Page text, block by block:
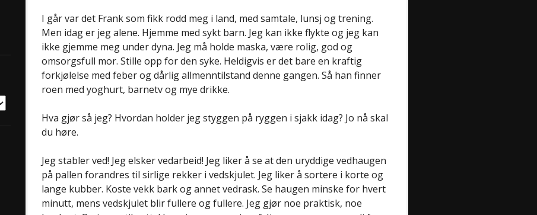
I går var det Frank som fikk rodd meg i land, med samtale, lunsj og trening.
Men idag er jeg alene. Hjemme med sykt barn. Jeg kan ikke flykte og jeg kan
ikke gjemme meg under dyna. Jeg må holde maska, være rolig, god og
omsorgsfull mor. Stille opp for den syke. Heldigvis er det bare en kraftig
forkjølelse med feber og dårlig allmenntilstand denne gangen. Så han finner
roen med yoghurt, barnetv og mye drikke.
Hva gjør så jeg? Hvordan holder jeg styggen på ryggen i sjakk idag? Jo nå skal
du høre.
Jeg stabler ved! Jeg elsker vedarbeid! Jeg liker å se at den uryddige vedhaugen
på pallen forandres til sirlige rekker i vedskjulet. Jeg liker å sortere i korte og
lange kubber. Koste vekk bark og annet vedrask. Se haugen minske for hvert
minutt, mens vedskjulet blir fullere og fullere. Jeg gjør noe praktisk, noe